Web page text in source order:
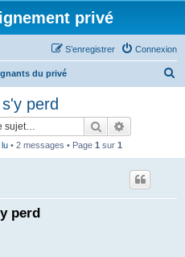
privé
Connexion
S’enregistrer
du privé
perd
Rechercher
• 2 messages • Page 1 sur 1
perd